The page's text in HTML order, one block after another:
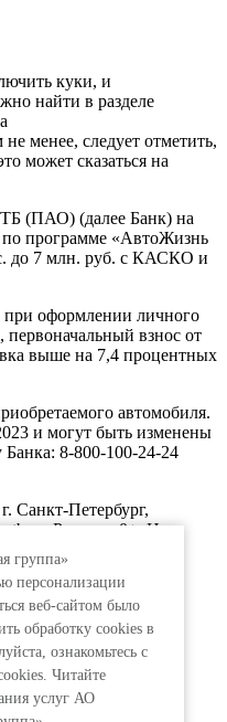
группа»
персонализации
веб-сайтом было
обработку сookies в
ознакомьтесь с
Читайте
услуг АО
куки, и
найти в разделе
не менее, следует отметить,
может сказаться на
(ПАО) (далее Банк) на
по программе «АвтоЖизнь
до 7 млн. руб. с КАСКО и
при оформлении личного
первоначальный взнос от
выше на 7,4 процентных
автомобиля.
и могут быть изменены
8-800-100-24-24
Санкт-Петербург,
Реклама 0+. Не